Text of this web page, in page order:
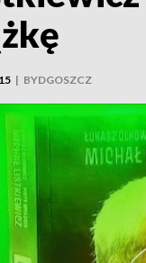
| BYDGOSZCZ